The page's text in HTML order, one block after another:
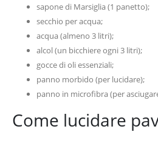
sapone di Marsiglia (1 panetto);
secchio per acqua;
acqua (almeno 3 litri);
alcol (un bicchiere ogni 3 litri);
gocce di oli essenziali;
panno morbido (per lucidare);
panno in microfibra (per
Come lucidare